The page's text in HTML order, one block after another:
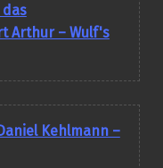
das
Arthur – Wulf's
Kehlmann –